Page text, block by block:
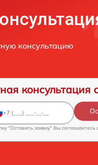
консультацию
консультация
"Оставить заявку" Вы соглашаетесь